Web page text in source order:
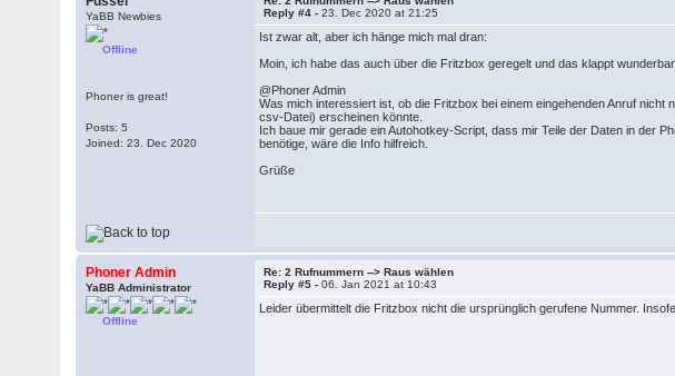
YaBB Newbies
Offline
Phoner is great!
Posts: 5
Joined: 23. Dec 2020
Reply #4 -23. Dec 2020 at 21:25
Ist zwar alt, aber ich hänge mich mal dran:
Moin, ich habe das auch über die Fritzbox geregelt und das klappt wunderbar.
@Phoner Admin
Was mich interessiert ist, ob die Fritzbox bei einem eingehenden Anruf
csv-Datei) erscheinen könnte.
Ich baue mir gerade ein Autohotkey-Script, dass mir Teile der Daten in der
benötige, wäre die Info hilfreich.
Grüße
Phoner Admin
YaBB Administrator
Offline
Re: 2 Rufnummern --> Raus wählen
Reply #5 -06. Jan 2021 at 10:43
Leider übermittelt die Fritzbox nicht die ursprünglich gerufene Nummer.